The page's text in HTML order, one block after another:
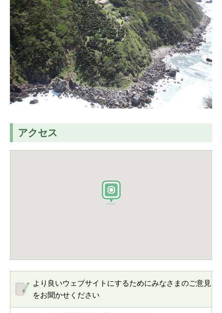
アクセス
より良いウェブサイトにするためにみなさまのご意見
をお聞かせください